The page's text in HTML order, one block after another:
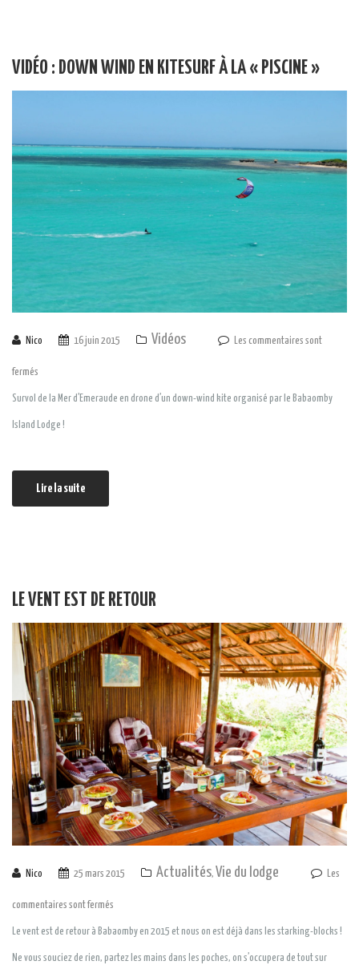
VIDÉO : DOWN WIND EN KITESURF À LA « PISCINE »
Nico 16 juin 2015 Vidéos Les commentaires sont
fermés
Survol de la Mer d’Emeraude en drone d’un down-wind kite organisé par le Babaomby
Island Lodge !
Lire la suite
LE VENT EST DE RETOUR
Nico 25 mars 2015 Actualités, Vie du lodge Les
commentaires sont fermés
Le vent est de retour à Babaomby en 2015 et nous on est déjà dans les starking-blocks !
Ne vous souciez de rien, partez les mains dans les poches, on s’occupera de tout sur